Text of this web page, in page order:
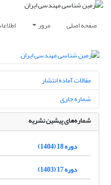
صفحه اصلی مرور
مقالات آماده انتشار
شماره جاری
شماره‌های پیشین نشریه
دوره 18 (1404)
دوره 17 (1403)